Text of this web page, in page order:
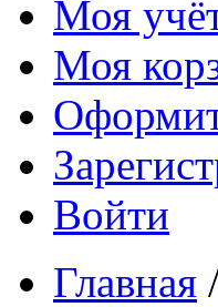
Моя
Моя
Войти
Главная